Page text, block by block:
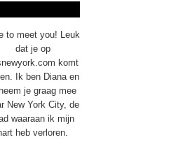
to meet you! Leuk
dat je op
komt
Ik ben Diana en
je graag mee
New York City, de
waaraan ik mijn
heb verloren.